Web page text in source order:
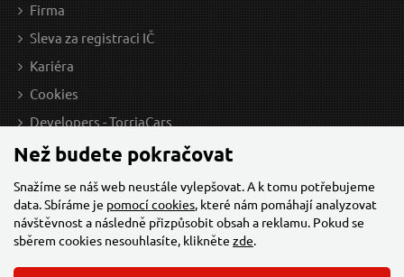
Firma
Sleva za registraci IČ
Kariéra
Cookies
Developers - TorriaCars
Než budete pokračovat
Snažíme se náš web neustále vylepšovat. A k tomu potřebujeme
data. Sbíráme je pomocí cookies, které nám pomáhají analyzovat
návštěvnost a následně přizpůsobit obsah a reklamu. Pokud se
sběrem cookies nesouhlasíte, klikněte zde.